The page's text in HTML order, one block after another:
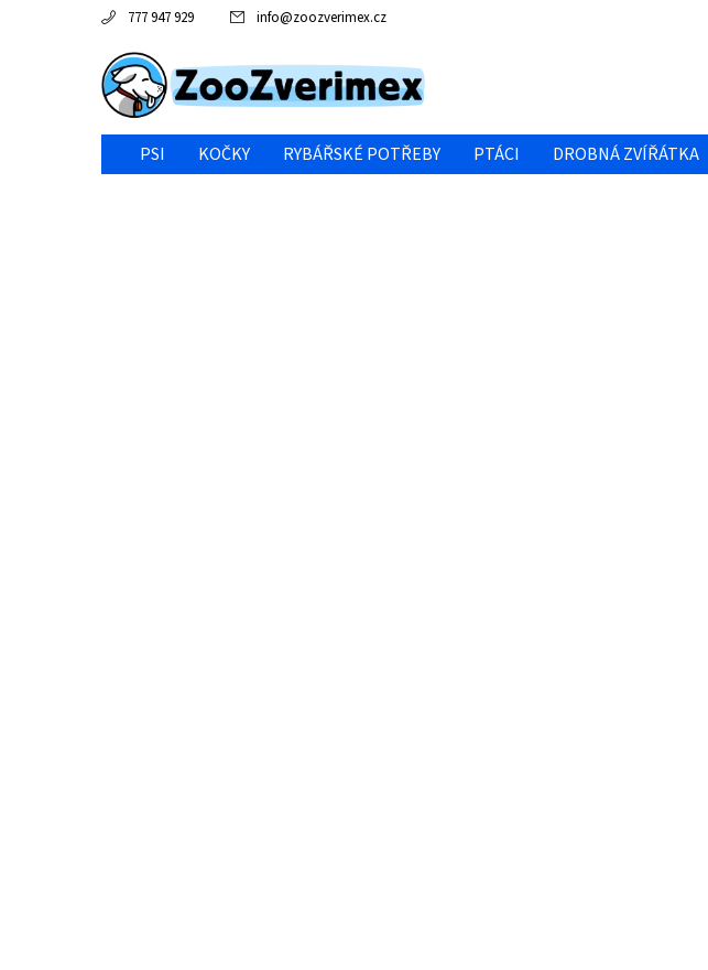
777 947 929 info@zoozverimex.cz
PSI KOČKY RYBÁŘSKÉ POTŘEBY PTÁCI DROBNÁ ZVÍŘÁTKA